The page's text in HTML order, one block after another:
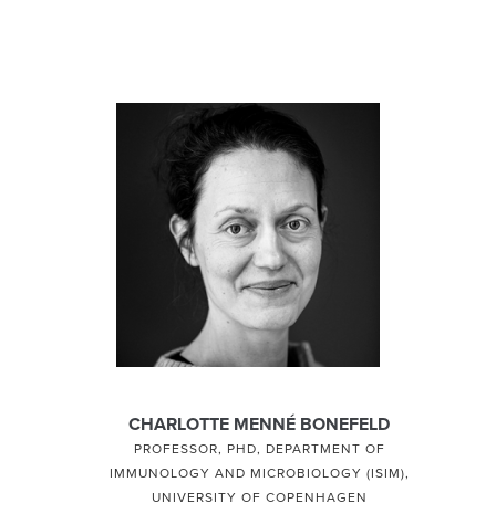
CHARLOTTE MENNÉ BONEFELD
PROFESSOR, PHD, DEPARTMENT OF
IMMUNOLOGY AND MICROBIOLOGY (ISIM),
UNIVERSITY OF COPENHAGEN